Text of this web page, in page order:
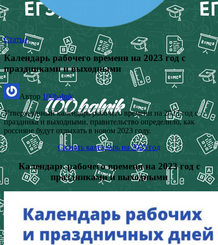
Статьи
Календарь рабочего времени на 2023 год с
праздниками и выходными
Автор 100balnik
Утверждённый календарь рабочего времени на 2023 год с
праздника и выходными, правительство определило, как
россияне будут отдыхать в новом 2023 году.
Скачать календарь на 2023 год
Календарь рабочего времени на 2023 год с
праздниками и выходными